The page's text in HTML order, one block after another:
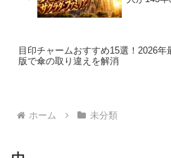
目印チャームおすすめ15選！2026年
版で傘の取り違えを解消
ホーム 未分類